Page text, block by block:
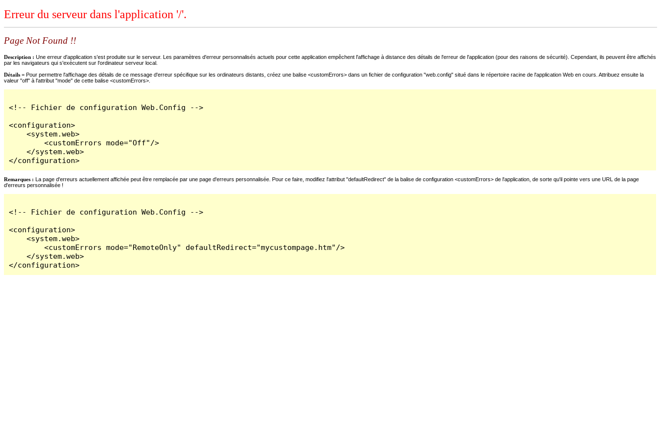
Erreur du serveur dans l'application '/'.
Page Not Found !!
Description : Une erreur d'application s'est produite sur le serveur. Les paramètres d'erreur personnalisés actuels pour cette application empêchent l'affichage à distance des détails de l'erreur de l'application (pour des raisons de sécurité). Cependant, ils peuvent être affichés
par les navigateurs qui s'exécutent sur l'ordinateur serveur local.
Détails = Pour permettre l'affichage des détails de ce message d'erreur spécifique sur les ordinateurs distants, créez une balise <customErrors> dans un fichier de configuration "web.config" situé dans le répertoire racine de l'application Web en cours. Attribuez ensuite la
valeur "off" à l'attribut "mode" de cette balise <customErrors>.
<!-- Fichier de configuration Web.Config -->
<configuration>
    <system.web>
        <customErrors mode="Off"/>
    </system.web>
</configuration>
Remarques : La page d'erreurs actuellement affichée peut être remplacée par une page d'erreurs personnalisée. Pour ce faire, modifiez l'attribut "defaultRedirect" de la balise de configuration <customErrors> de l'application, de sorte qu'il pointe vers une URL de la page
d'erreurs personnalisée !
<!-- Fichier de configuration Web.Config -->
<configuration>
    <system.web>
        <customErrors mode="RemoteOnly" defaultRedirect="mycustompage.htm"/>
    </system.web>
</configuration>